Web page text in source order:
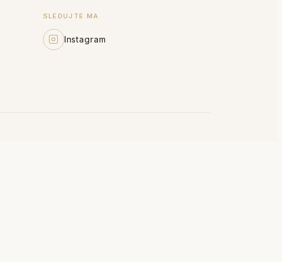
SLEDUJTE MA
Instagram